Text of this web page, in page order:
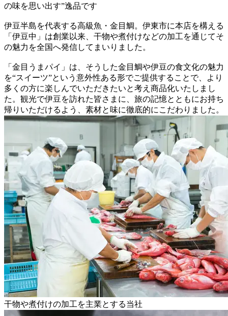
の味を思い出す”逸品です
伊豆半島を代表する高級魚・金目鯛。伊東市に本店を構える
「伊豆中」は創業以来、干物や煮付けなどの加工を通じてそ
の魅力を全国へ発信してまいりました。
「金目うまパイ」は、そうした金目鯛や伊豆の食文化の魅力
を“スイーツ”という意外性ある形でご提供することで、より
多くの方に楽しんでいただきたいと考え商品化いたしまし
た。観光で伊豆を訪れた皆さまに、旅の記憶とともにお持ち
帰りいただけるよう、素材と味に徹底的にこだわりました。
干物や煮付けの加工を主業とする当社